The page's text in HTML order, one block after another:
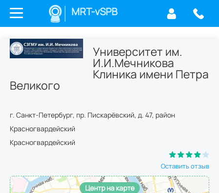
MRT-vSPB
Университет им.
И.И.Мечникова
Клиника имени Петра
Великого
г. Санкт-Петербург, пр. Пискарёвский, д. 47, район
Красногвардейский
Красногвардейский
Оставить отзыв
Центр на карте